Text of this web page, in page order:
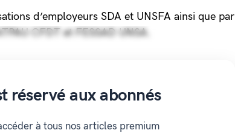
d’employeurs SDA et UNSFA ainsi que par
CFDT et FESSAD UNSA.
réservé aux abonnés
à tous nos articles premium